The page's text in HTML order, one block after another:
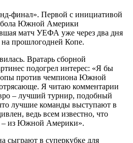
финал». Первой с инициативой
Южной Америки
матч УЕФА уже через два дня
прошлогодней Копе.
Вратарь сборной
подогрел интерес: «Я бы
против чемпиона Южной
Я читаю комментарии
– лучший турнир, подобный
лучшие команды выступают в
ведь всем известно, что
– из Южной Америки».